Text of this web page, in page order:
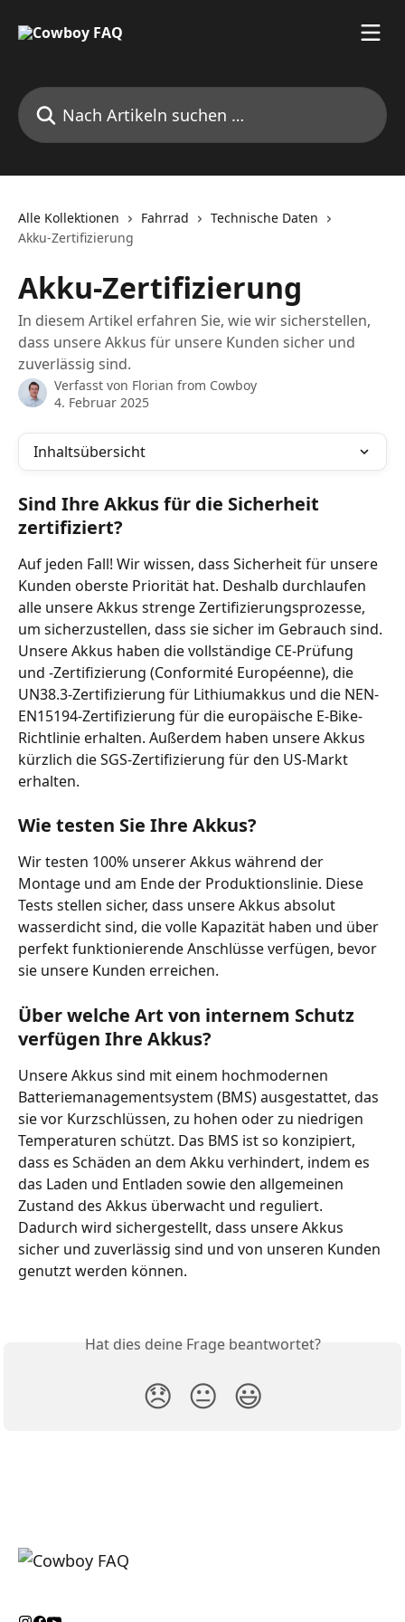
Nach Artikeln suchen …
Alle Kollektionen Fahrrad
Technische Daten
Akku-Zertifizierung
Akku-Zertifizierung
In diesem Artikel erfahren Sie, wie wir sicherstellen,
dass unsere Akkus für unsere Kunden sicher und
zuverlässig sind.
Verfasst von Florian from Cowboy
4. Februar 2025
Inhaltsübersicht
Sind Ihre Akkus für die Sicherheit
zertifiziert?
Auf jeden Fall! Wir wissen, dass Sicherheit für unsere
Kunden oberste Priorität hat. Deshalb durchlaufen
alle unsere Akkus strenge Zertifizierungsprozesse,
um sicherzustellen, dass sie sicher im Gebrauch sind.
Unsere Akkus haben die vollständige CE-Prüfung
und -Zertifizierung (Conformité Européenne), die
UN38.3-Zertifizierung für Lithiumakkus und die NEN-
EN15194-Zertifizierung für die europäische E-Bike-
Richtlinie erhalten. Außerdem haben unsere Akkus
kürzlich die SGS-Zertifizierung für den US-Markt
erhalten.
Wie testen Sie Ihre Akkus?
Wir testen 100% unserer Akkus während der
Montage und am Ende der Produktionslinie. Diese
Tests stellen sicher, dass unsere Akkus absolut
wasserdicht sind, die volle Kapazität haben und über
perfekt funktionierende Anschlüsse verfügen, bevor
sie unsere Kunden erreichen.
Über welche Art von internem Schutz
verfügen Ihre Akkus?
Unsere Akkus sind mit einem hochmodernen
Batteriemanagementsystem (BMS) ausgestattet, das
sie vor Kurzschlüssen, zu hohen oder zu niedrigen
Temperaturen schützt. Das BMS ist so konzipiert,
dass es Schäden an dem Akku verhindert, indem es
das Laden und Entladen sowie den allgemeinen
Zustand des Akkus überwacht und reguliert.
Dadurch wird sichergestellt, dass unsere Akkus
sicher und zuverlässig sind und von unseren Kunden
genutzt werden können.
Hat dies deine Frage beantwortet?
😞 😐 😃